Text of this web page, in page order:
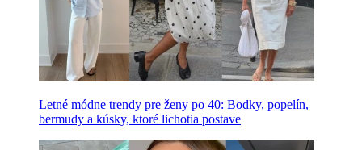
Letné módne trendy pre ženy po 40: Bodky, popelín,
bermudy a kúsky, ktoré lichotia postave